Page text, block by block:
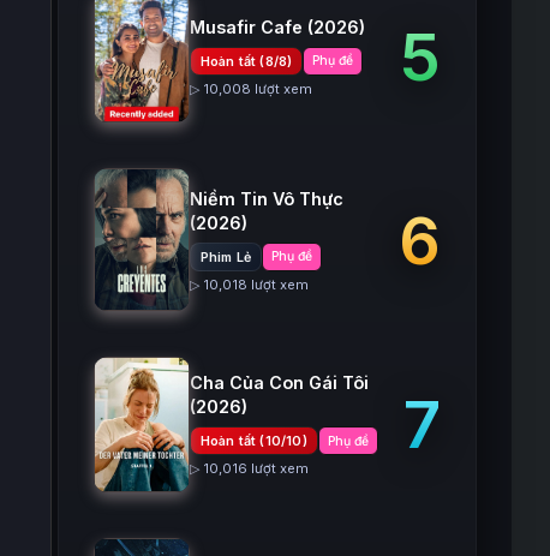
Musafir Cafe (2026)
Hoàn tất (8/8) Phụ đề
▷ 10,008 lượt xem 5
Niềm Tin Vô Thực
(2026)
Phim Lẻ Phụ đề
▷ 10,018 lượt xem
6
Cha Của Con Gái Tôi
(2026)
Hoàn tất (10/10) Phụ đề
▷ 10,016 lượt xem
7